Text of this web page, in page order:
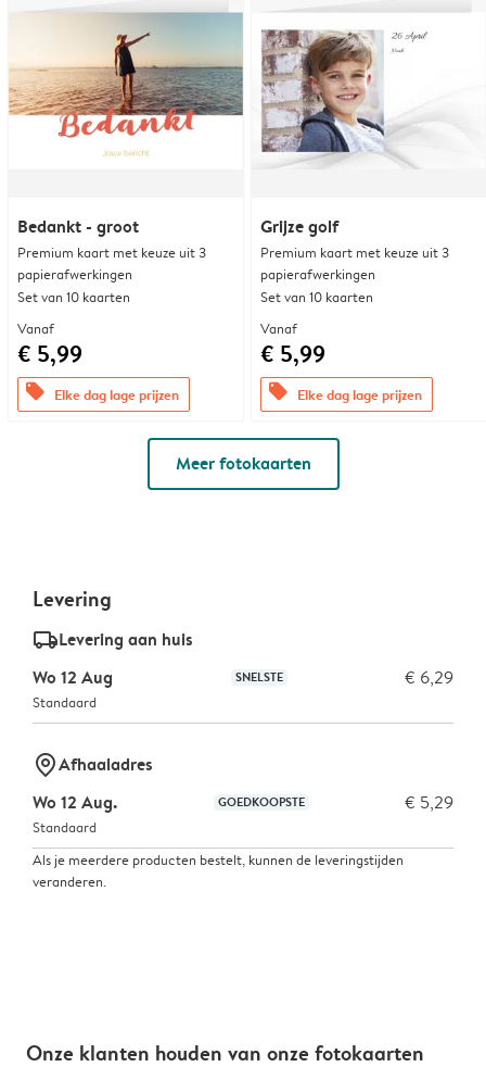
Bedankt - groot
Premium kaart met keuze uit 3
papierafwerkingen
Set van 10 kaarten
Vanaf
€ 5,99
offers Elke dag lage prijzen
Grijze golf
Premium kaart met keuze uit 3
papierafwerkingen
Set van 10 kaarten
Vanaf
€ 5,99
offers Elke dag lage prijzen
Meer fotokaarten
Levering
delivery_standard_v2Levering aan huis
Wo 12 Aug
SNELSTE € 6,29
Standaard
marker-pinAfhaaladres
Wo 12 Aug.
GOEDKOOPSTE € 5,29
Standaard
Als je meerdere producten bestelt, kunnen de leveringstijden
veranderen.
Onze klanten houden van onze fotokaarten